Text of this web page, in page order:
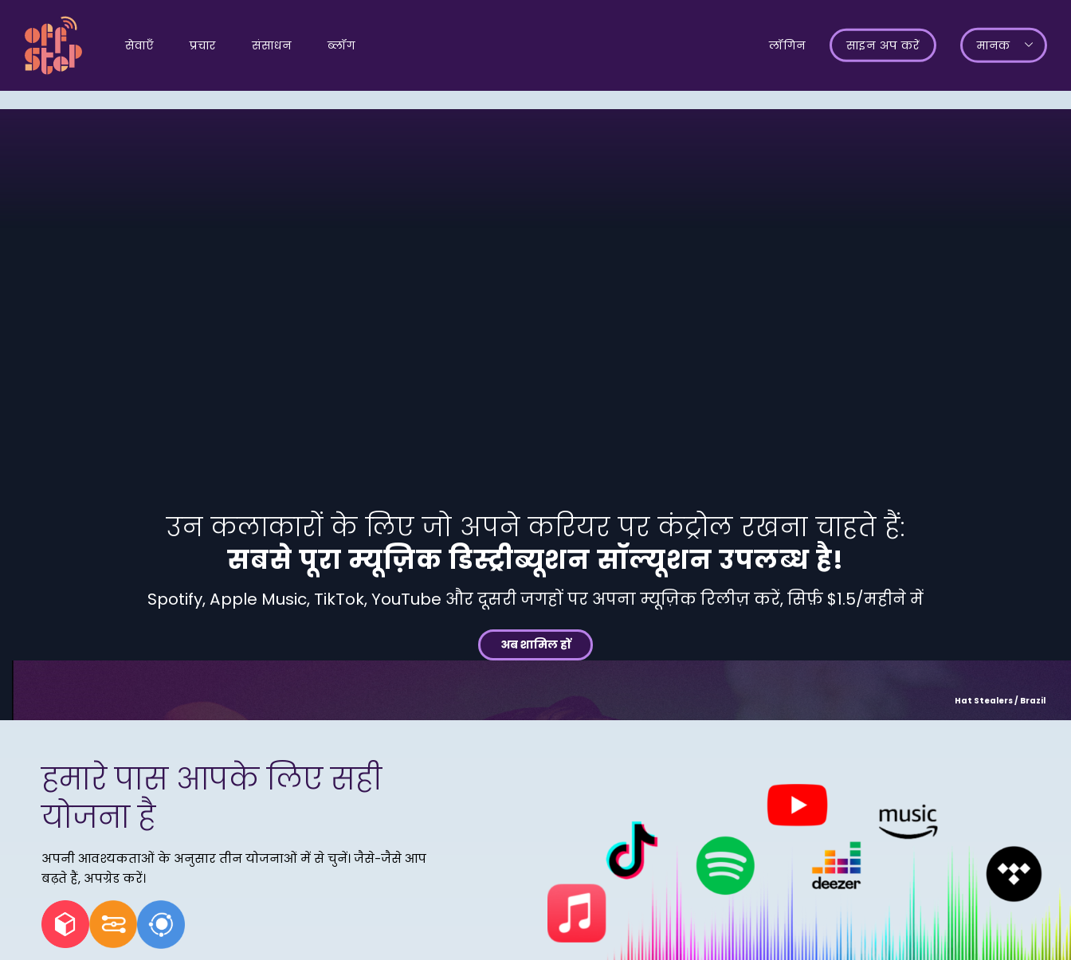
सेवाएँ प्रचार संसाधन ब्लॉग लॉगिन साइन अप करें मानक
उन कलाकारों के लिए जो अपने करियर पर कंट्रोल रखना चाहते हैं:
सबसे पूरा म्यूज़िक डिस्ट्रीब्यूशन सॉल्यूशन उपलब्ध है!
Spotify, Apple Music, TikTok, YouTube और दूसरी जगहों पर अपना म्यूज़िक रिलीज़ करें, सिर्फ़ $1.5/महीने में
अब शामिल हों
Hat Stealers / Brazil
हमारे पास आपके लिए सही
योजना है
अपनी आवश्यकताओं के अनुसार तीन योजनाओं में से चुनें। जैसे-जैसे आप
बढ़ते हैं, अपग्रेड करें।